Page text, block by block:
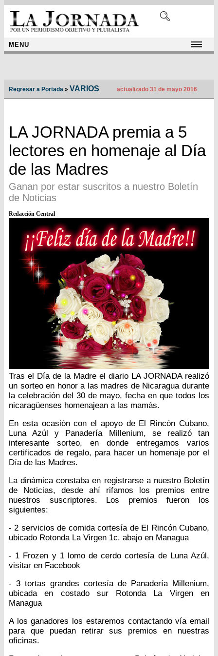
MENU
Regresar a Portada » VARIOS actualizado 31 de mayo 2016
LA JORNADA premia a 5
lectores en homenaje al Día
de las Madres
Ganan por estar suscritos a nuestro Boletín
de Noticias
Redacción Central
Tras el Día de la Madre el diario LA JORNADA realizó
un sorteo en honor a las madres de Nicaragua durante
la celebración del 30 de mayo, fecha en que todos los
nicaragüenses homenajean a las mamás.
En esta ocasión con el apoyo de El Rincón Cubano,
Luna Azúl y Panadería Millenium, se realizó tan
interesante sorteo, en donde entregamos varios
certificados de regalo, para hacer un homenaje por el
Día de las Madres.
La dinámica constaba en registrarse a nuestro Boletín
de Noticias, desde ahí rifamos los premios entre
nuestros suscriptores. Los premios fueron los
siguientes:
- 2 servicios de comida cortesía de El Rincón Cubano,
ubicado Rotonda La Virgen 1c. abajo en Managua
- 1 Frozen y 1 lomo de cerdo cortesía de Luna Azúl,
visitar en Facebook
- 3 tortas grandes cortesía de Panadería Millenium,
ubicada en costado sur Rotonda La Virgen en
Managua
A los ganadores los estaremos contactando vía email
para que puedan retirar sus premios en nuestras
oficinas.